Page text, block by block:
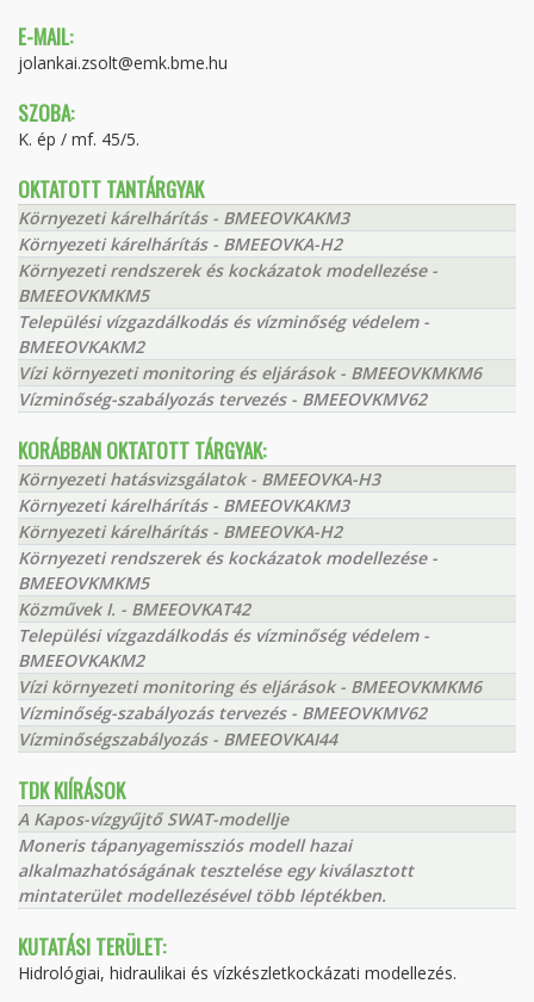
E-MAIL:
jolankai.zsolt@emk.bme.hu
SZOBA:
K. ép / mf. 45/5.
OKTATOTT TANTÁRGYAK
Környezeti kárelhárítás - BMEEOVKAKM3
Környezeti kárelhárítás - BMEEOVKA-H2
Környezeti rendszerek és kockázatok modellezése -
BMEEOVKMKM5
Települési vízgazdálkodás és vízminőség védelem -
BMEEOVKAKM2
Vízi környezeti monitoring és eljárások - BMEEOVKMKM6
Vízminőség-szabályozás tervezés - BMEEOVKMV62
KORÁBBAN OKTATOTT TÁRGYAK:
Környezeti hatásvizsgálatok - BMEEOVKA-H3
Környezeti kárelhárítás - BMEEOVKAKM3
Környezeti kárelhárítás - BMEEOVKA-H2
Környezeti rendszerek és kockázatok modellezése -
BMEEOVKMKM5
Közművek I. - BMEEOVKAT42
Települési vízgazdálkodás és vízminőség védelem -
BMEEOVKAKM2
Vízi környezeti monitoring és eljárások - BMEEOVKMKM6
Vízminőség-szabályozás tervezés - BMEEOVKMV62
Vízminőségszabályozás - BMEEOVKAI44
TDK KIÍRÁSOK
A Kapos-vízgyűjtő SWAT-modellje
Moneris tápanyagemissziós modell hazai
alkalmazhatóságának tesztelése egy kiválasztott
mintaterület modellezésével több léptékben.
KUTATÁSI TERÜLET:
Hidrológiai, hidraulikai és vízkészletkockázati modellezés.